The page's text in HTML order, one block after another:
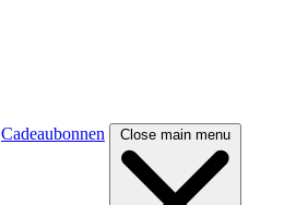
Cadeaubonnen Close main menu